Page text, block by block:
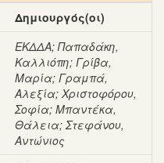
Δημιουργός(οι)
ΕΚΔΔΑ;Παπαδάκη,
Καλλιόπη; Γρίβα,
Μαρία; Γραμπά,
Αλεξία; Χριστοφόρου,
Σοφία; Μπαντέκα,
Θάλεια;Στεφάνου,
Αντώνιος